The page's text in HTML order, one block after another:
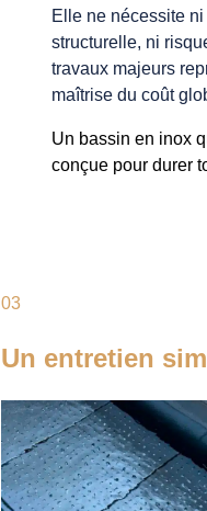
Elle ne nécessite
structurelle, ni
travaux majeurs
maîtrise du coût
Un bassin en inox
conçue pour durer
03
Un entretien